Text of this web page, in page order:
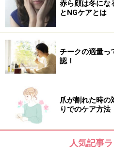
赤ら顔は冬にな
とNGケアとは
チークの適量っ
認！
爪が割れた時の
りでのケア方法
人気記事